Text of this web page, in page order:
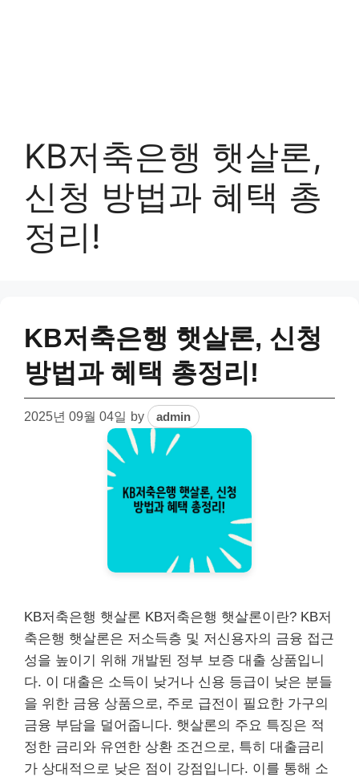
KB저축은행 햇살론,
신청 방법과 혜택 총
정리!
KB저축은행 햇살론, 신청
방법과 혜택 총정리!
2025년 09월 04일 by admin
KB저축은행 햇살론 KB저축은행 햇살론이란? KB저
축은행 햇살론은 저소득층 및 저신용자의 금융 접근
성을 높이기 위해 개발된 정부 보증 대출 상품입니
다. 이 대출은 소득이 낮거나 신용 등급이 낮은 분들
을 위한 금융 상품으로, 주로 급전이 필요한 가구의
금융 부담을 덜어줍니다. 햇살론의 주요 특징은 적
정한 금리와 유연한 상환 조건으로, 특히 대출금리
가 상대적으로 낮은 점이 강점입니다. 이를 통해 소